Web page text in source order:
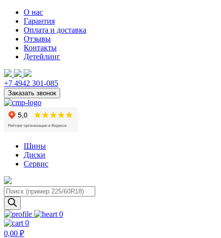
О нас
Гарантия
Оплата и доставка
Отзывы
Контакты
Детейлинг
+7 4942 301-085
Шины
Диски
Сервис
Поиск
товаров
0
0
0,00 ₽